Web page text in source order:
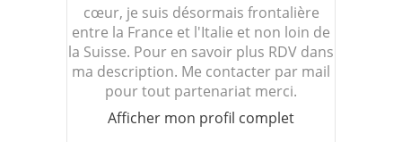
cœur, je suis désormais frontalière
entre la France et l'Italie et non loin de
la Suisse. Pour en savoir plus RDV dans
ma description. Me contacter par mail
pour tout partenariat merci.
Afficher mon profil complet